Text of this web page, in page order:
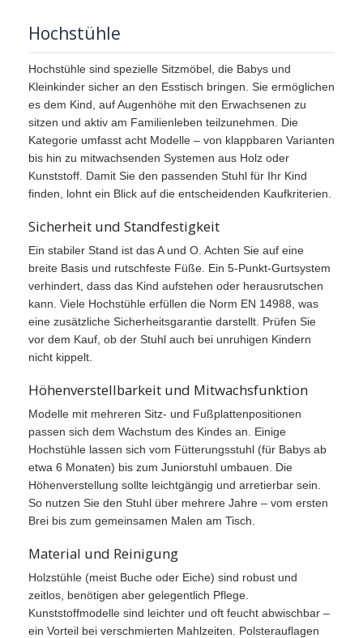
Hochstühle
Hochstühle sind spezielle Sitzmöbel, die Babys und
Kleinkinder sicher an den Esstisch bringen. Sie ermöglichen
es dem Kind, auf Augenhöhe mit den Erwachsenen zu
sitzen und aktiv am Familienleben teilzunehmen. Die
Kategorie umfasst acht Modelle – von klappbaren Varianten
bis hin zu mitwachsenden Systemen aus Holz oder
Kunststoff. Damit Sie den passenden Stuhl für Ihr Kind
finden, lohnt ein Blick auf die entscheidenden Kaufkriterien.
Sicherheit und Standfestigkeit
Ein stabiler Stand ist das A und O. Achten Sie auf eine
breite Basis und rutschfeste Füße. Ein 5-Punkt-Gurtsystem
verhindert, dass das Kind aufstehen oder herausrutschen
kann. Viele Hochstühle erfüllen die Norm EN 14988, was
eine zusätzliche Sicherheitsgarantie darstellt. Prüfen Sie
vor dem Kauf, ob der Stuhl auch bei unruhigen Kindern
nicht kippelt.
Höhenverstellbarkeit und Mitwachsfunktion
Modelle mit mehreren Sitz- und Fußplattenpositionen
passen sich dem Wachstum des Kindes an. Einige
Hochstühle lassen sich vom Fütterungsstuhl (für Babys ab
etwa 6 Monaten) bis zum Juniorstuhl umbauen. Die
Höhenverstellung sollte leichtgängig und arretierbar sein.
So nutzen Sie den Stuhl über mehrere Jahre – vom ersten
Brei bis zum gemeinsamen Malen am Tisch.
Material und Reinigung
Holzstühle (meist Buche oder Eiche) sind robust und
zeitlos, benötigen aber gelegentlich Pflege.
Kunststoffmodelle sind leichter und oft feucht abwischbar –
ein Vorteil bei verschmierten Mahlzeiten. Polsterauflagen